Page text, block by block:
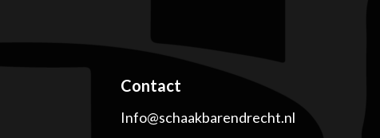
Contact
Info@schaakbarendrecht.nl